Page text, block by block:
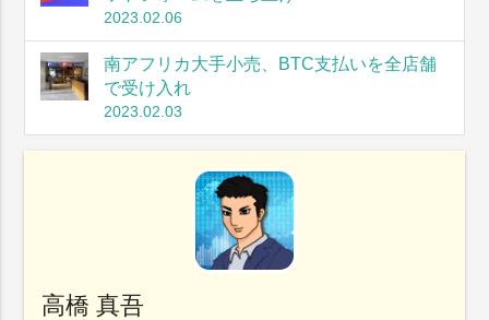
2023.02.06
南アフリカ大手小売、BTC支払いを全店舗
で受け入れ
2023.02.03
高橋 真吾